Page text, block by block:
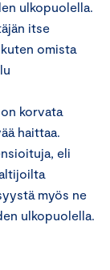
ulkopuolella.
itse
omista
korvata
haittaa.
eli
myös ne
ulkopuolella.